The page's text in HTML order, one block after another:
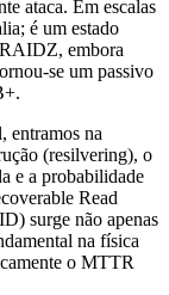
ataca. Em escalas
é um estado
embora
se um passivo
entramos na
(resilvering), o
e a probabilidade
Read
surge não apenas
na física
o MTTR